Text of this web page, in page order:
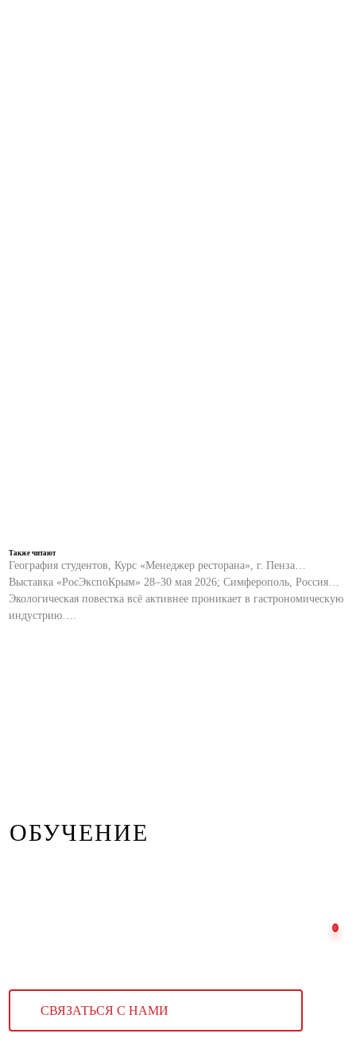
Также читают
География студентов, Курс «Менеджер ресторана», г. Пенза…
Выставка «РосЭкспоКрым» 28–30 мая 2026; Симферополь, Россия…
Экологическая повестка всё активнее проникает в гастрономическую
индустрию….
ОБУЧЕНИЕ
СВЯЗАТЬСЯ С НАМИ